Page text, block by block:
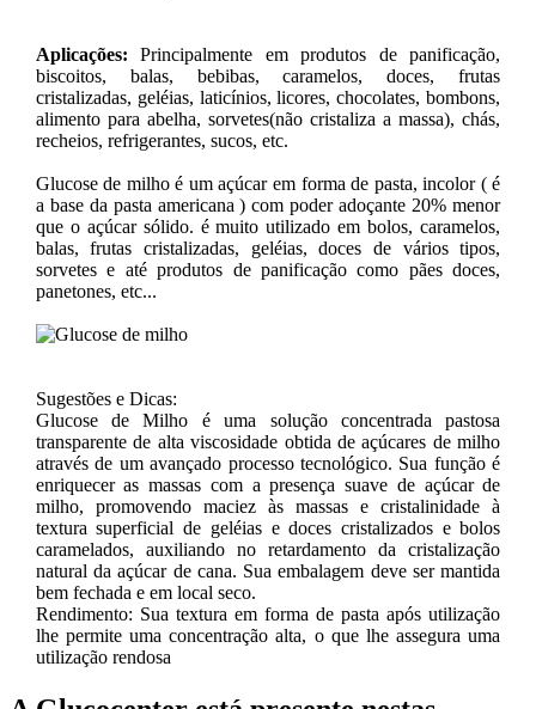
Aplicações: Principalmente em produtos de panificação,
biscoitos, balas, bebibas, caramelos, doces, frutas
cristalizadas, geléias, laticínios, licores, chocolates, bombons,
alimento para abelha, sorvetes(não cristaliza a massa), chás,
recheios, refrigerantes, sucos, etc.
Glucose de milho é um açúcar em forma de pasta, incolor ( é
a base da pasta americana ) com poder adoçante 20% menor
que o açúcar sólido. é muito utilizado em bolos, caramelos,
balas, frutas cristalizadas, geléias, doces de vários tipos,
sorvetes e até produtos de panificação como pães doces,
panetones, etc...
Sugestões e Dicas:
Glucose de Milho é uma solução concentrada pastosa
transparente de alta viscosidade obtida de açúcares de milho
através de um avançado processo tecnológico. Sua função é
enriquecer as massas com a presença suave de açúcar de
milho, promovendo maciez às massas e cristalinidade à
textura superficial de geléias e doces cristalizados e bolos
caramelados, auxiliando no retardamento da cristalização
natural da açúcar de cana. Sua embalagem deve ser mantida
bem fechada e em local seco.
Rendimento: Sua textura em forma de pasta após utilização
lhe permite uma concentração alta, o que lhe assegura uma
utilização rendosa